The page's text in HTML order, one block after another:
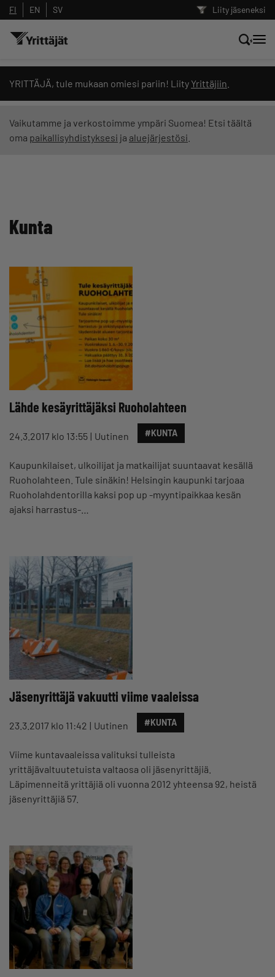
Liity jäseneksi
FI EN SV
YRITTÄJÄ, tule mukaan omiesi pariin! Liity Yrittäjiin
Vaikutamme ja verkostoimme ympäri Suomea! Etsi täältä
oma paikallisyhdistyksesi ja aluejärjestösi
Kunta
Lähde kesäyrittäjäksi Ruoholahteen
24.3.2017 klo 13:55 Uutinen #KUNTA
Kaupunkilaiset, ulkoilijat ja matkailijat suuntaavat kesällä
Ruoholahteen. Tule sinäkin! Helsingin kaupunki tarjoaa
Ruoholahdentorilla kaksi pop up -myyntipaikkaa kesän
ajaksi harrastus-…
Jäsenyrittäjä vakuutti viime vaaleissa
23.3.2017 klo 11:42 Uutinen #KUNTA
Viime kuntavaaleissa valituksi tulleista
yrittäjävaltuutetuista valtaosa oli jäsenyrittäjiä.
Läpimenneitä yrittäjiä oli vuonna 2012 yhteensa 92, heistä
jäsenyrittäjiä 57.
Hae sivustolta tai kysy suoraan
Yrittäjien tekoälyltä